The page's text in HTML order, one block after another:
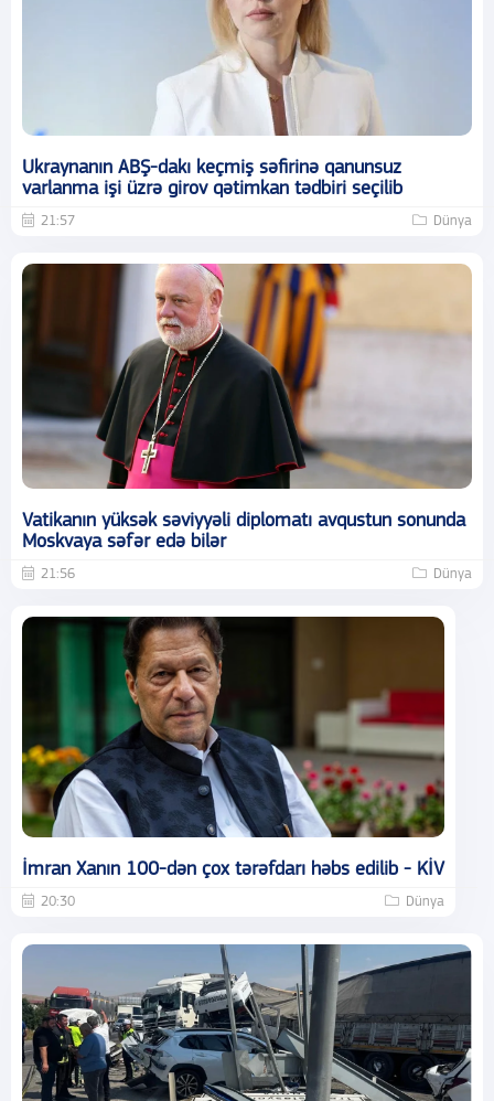
Ukraynanın ABŞ-dakı keçmiş səfirinə qanunsuz
varlanma işi üzrə girov qətimkan tədbiri seçilib
21:57 Dünya
Vatikanın yüksək səviyyəli diplomatı avqustun sonunda
Moskvaya səfər edə bilər
21:56 Dünya
İmran Xanın 100-dən çox tərəfdarı həbs edilib - KİV
20:30 Dünya